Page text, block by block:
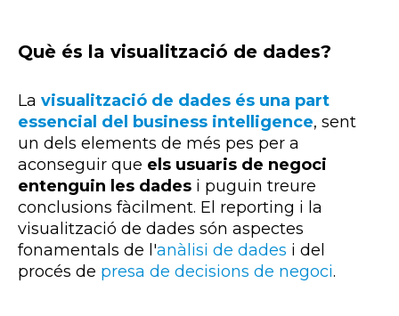
Què és la visualització de dades?
La visualització de dades és una part
essencial del
business intelligence, sent
un dels elements de més pes per a
aconseguir que els usuaris de negoci
entenguin les dades i puguin treure
conclusions fàcilment. El reporting i la
visualització de dades són aspectes
fonamentals de l'anàlisi de dades i del
procés de presa de decisions de negoci.